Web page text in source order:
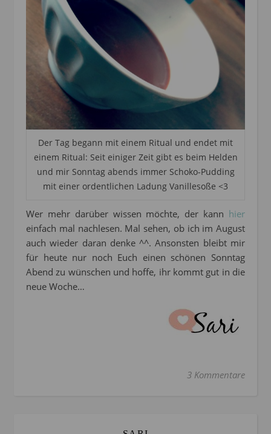
Der Tag begann mit einem Ritual und endet mit
einem Ritual: Seit einiger Zeit gibt es beim Helden
und mir Sonntag abends immer Schoko-Pudding
mit einer ordentlichen Ladung Vanillesoße <3
Wer mehr darüber wissen möchte, der kann hier
einfach mal nachlesen. Mal sehen, ob ich im August
auch wieder daran denke ^^. Ansonsten bleibt mir
für heute nur noch Euch einen schönen Sonntag
Abend zu wünschen und hoffe, ihr kommt gut in die
neue Woche…
3 Kommentare